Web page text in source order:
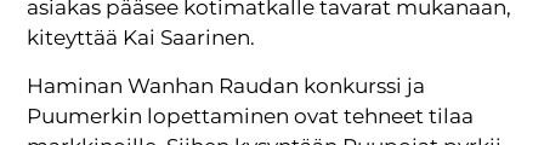
asiakas pääsee kotimatkalle tavarat mukanaan,
kiteyttää Kai Saarinen.
Haminan Wanhan Raudan konkurssi ja
Puumerkin lopettaminen ovat tehneet tilaa